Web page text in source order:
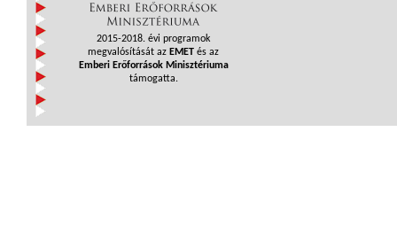
2015-2018. évi programok
megvalósítását az EMET és az
Emberi Erőforrások Minisztériuma
támogatta.